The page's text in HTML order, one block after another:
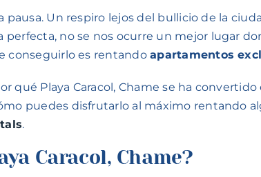
Un respiro lejos del bullicio de la
perfecta, no se nos ocurre un mejor lugar
conseguirlo es rentandoapartamentos
qué Playa Caracol, Chame se ha
puedes disfrutarlo al máximo rentando
.
Caracol, Chame?